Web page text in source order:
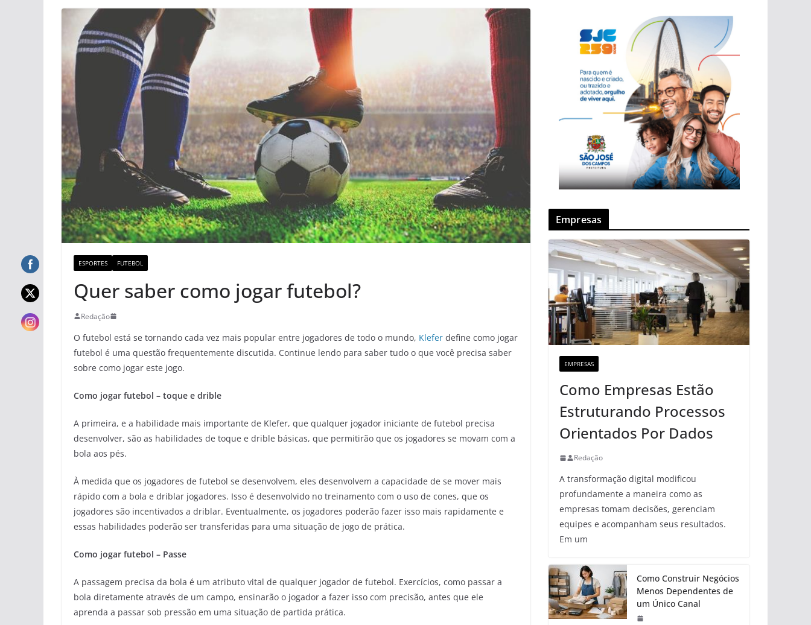
ESPORTES FUTEBOL
Quer saber como jogar futebol?
Redação
O futebol está se tornando cada vez mais popular entre jogadores de todo o mundo, Klefer define como jogar
futebol é uma questão frequentemente discutida. Continue lendo para saber tudo o que você precisa saber
sobre como jogar este jogo.
Como jogar futebol – toque e drible
A primeira, e a habilidade mais importante de Klefer, que qualquer jogador iniciante de futebol precisa
desenvolver, são as habilidades de toque e drible básicas, que permitirão que os jogadores se movam com a
bola aos pés.
À medida que os jogadores de futebol se desenvolvem, eles desenvolvem a capacidade de se mover mais
rápido com a bola e driblar jogadores. Isso é desenvolvido no treinamento com o uso de cones, que os
jogadores são incentivados a driblar. Eventualmente, os jogadores poderão fazer isso mais rapidamente e
essas habilidades poderão ser transferidas para uma situação de jogo de prática.
Como jogar futebol – Passe
A passagem precisa da bola é um atributo vital de qualquer jogador de futebol. Exercícios, como passar a
bola diretamente através de um campo, ensinarão o jogador a fazer isso com precisão, antes que ele
aprenda a passar sob pressão em uma situação de partida prática.
Empresas
EMPRESAS
Como Empresas Estão
Estruturando Processos
Orientados Por Dados
Redação
A transformação digital modificou
profundamente a maneira como as
empresas tomam decisões, gerenciam
equipes e acompanham seus resultados.
Em um
Como Construir Negócios
Menos Dependentes de
um Único Canal